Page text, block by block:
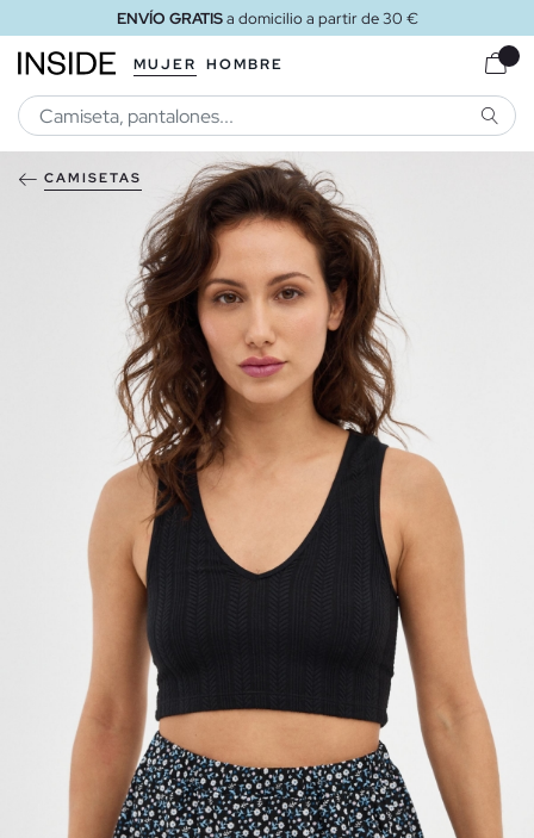
ENVÍO GRATISa domicilio a partir de 30 €
MUJER HOMBRE
CAMISETAS